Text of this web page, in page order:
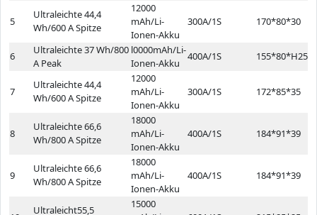
5
Ultraleichte 44,4
Wh/600 A Spitze
12000
mAh/Li-
Ionen-Akku
300A/1S 170*80*30
6
Ultraleichte 37 Wh/800
A Peak
l0000mAh/Li-
Ionen-Akku
400A/1S 155*80*H25
7
Ultraleichte 44,4
Wh/600 A Spitze
12000
mAh/Li-
Ionen-Akku
300A/1S 172*85*35
8
Ultraleichte 66,6
Wh/800 A Spitze
18000
mAh/Li-
Ionen-Akku
400A/1S 184*91*39
9
Ultraleichte 66,6
Wh/800 A Spitze
18000
mAh/Li-
Ionen-Akku
400A/1S 184*91*39
Ultraleicht55,5
15000